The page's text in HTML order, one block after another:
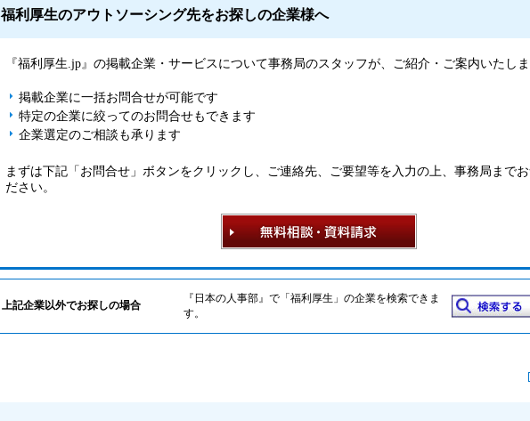
福利厚生のアウトソーシング先をお探しの企業様へ
『福利厚生.jp』の掲載企業・サービスについて事務局のスタッフが、ご紹介・ご案内いたしま
掲載企業に一括お問合せが可能です
特定の企業に絞ってのお問合せもできます
企業選定のご相談も承ります
まずは下記「お問合せ」ボタンをクリックし、ご連絡先、ご要望等を入力の上、事務局までお
ださい。
上記企業以外でお探しの場合
『日本の人事部』で「福利厚生」の企業を検索できま
す。